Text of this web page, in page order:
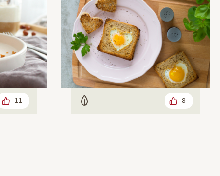
11 Vegetarisch 8